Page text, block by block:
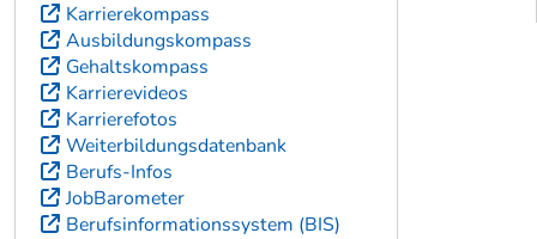
Karrierekompass
Ausbildungskompass
Gehaltskompass
Karrierevideos
Karrierefotos
Weiterbildungsdatenbank
Berufs-Infos
JobBarometer
Berufsinformationssystem (BIS)